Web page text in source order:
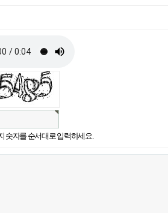
숫자를 순서대로 입력하세요.